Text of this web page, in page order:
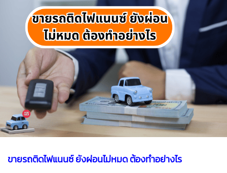
ขายรถติดไฟแนนซ์ ยังผ่อนไม่หมด ต้องทําอย่างไร